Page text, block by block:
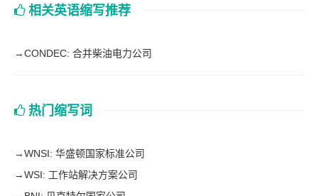
相关英语缩写推荐
→CONDEC: 合并柴油电力公司
热门缩写词
→WNSI: 华盛顿国家标准公司
→WSI: 工作站解决方案公司